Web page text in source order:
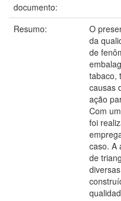
documento:
Resumo:
O
da
de
tabaco,
causas
ação
Com
foi
caso. A
de